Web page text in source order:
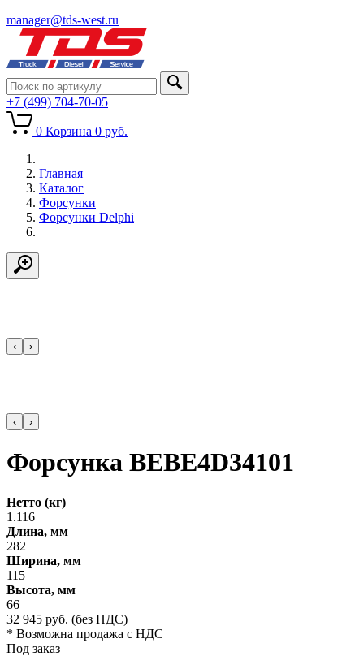
manager@tds-west.ru
+7 (499) 704-70-05
0 Корзина 0 руб.
Главная
Каталог
Форсунки
Форсунки Delphi
‹ ›
‹ ›
Форсунка BEBE4D34101
Нетто (кг)
1.116
Длина, мм
282
Ширина, мм
115
Высота, мм
66
32 945 руб. (без НДС)
* Возможна продажа с НДС
Под заказ